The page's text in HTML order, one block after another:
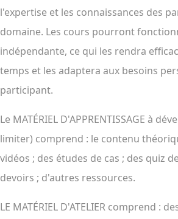
l'expertise et les connaissances des
domaine. Les cours pourront
indépendante, ce qui les rendra
temps et les adaptera aux besoins
participant.
Le MATÉRIEL D'APPRENTISSAGE à
limiter) comprend : le contenu
vidéos ; des études de cas ; des quiz
devoirs ; d'autres ressources.
LE MATÉRIEL D'ATELIER comprend :